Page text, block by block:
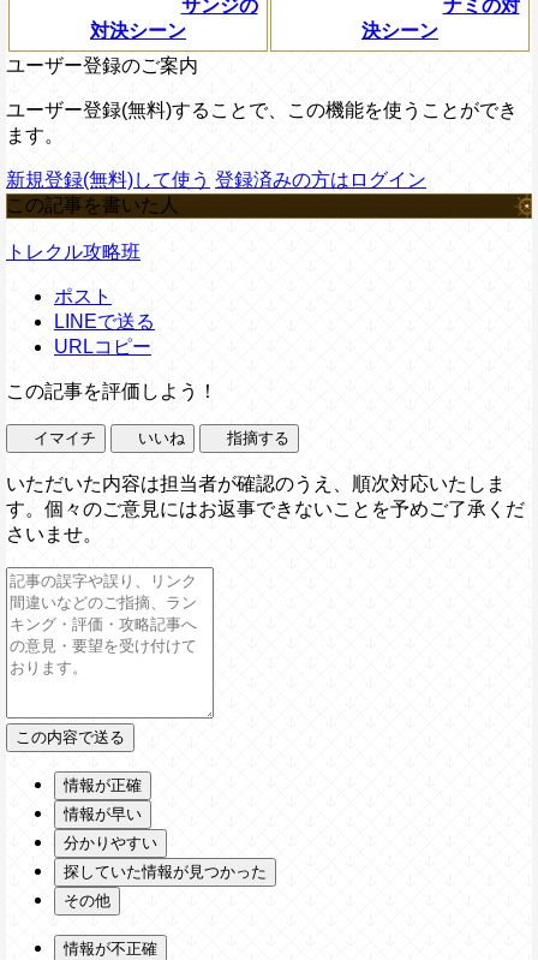
サンジの
対決シーン
ナミの対
決シーン
ユーザー登録のご案内
ユーザー登録(無料)することで、この機能を使うことができ
ます。
新規登録(無料)して使う 登録済みの方はログイン
この記事を書いた人
トレクル攻略班
ポスト
LINEで送る
URLコピー
この記事を評価しよう！
イマイチ いいね 指摘する
いただいた内容は担当者が確認のうえ、順次対応いたしま
す。個々のご意見にはお返事できないことを予めご了承くだ
さいませ。
情報が正確
情報が早い
分かりやすい
探していた情報が見つかった
その他
情報が不正確